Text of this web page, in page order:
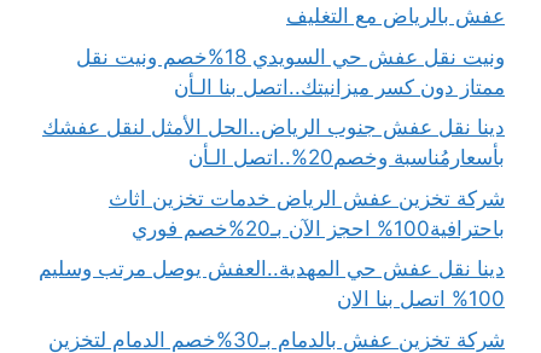
عفش بالرياض مع التغليف
ونيت نقل عفش حي السويدي 18%خصم ونيت نقل
ممتاز دون كسر ميزانيتك..اتصل بنا الـأن
دينا نقل عفش جنوب الرياض..الحل الأمثل لنقل عفشك
بأسعارمُناسبة وخصم20%..اتصل الـأن
شركة تخزين عفش الرياض خدمات تخزين اثاث
باحترافية100% احجز الآن بـ20%خصم فوري
دينا نقل عفش حي المهدية..العفش يوصل مرتب وسليم
100% اتصل بنا الان
شركة تخزين عفش بالدمام بـ30%خصم الدمام لتخزين